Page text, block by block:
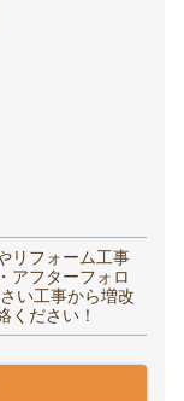
リフォーム工事
アフターフォロ
い工事から増改
ください！